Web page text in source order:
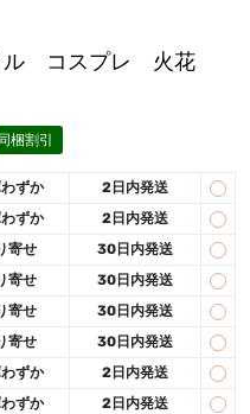
ル コスプレ 火花
同梱割引
ずか
2日内発送
ずか
2日内発送
寄せ
30日内発送
寄せ
30日内発送
寄せ
30日内発送
寄せ
30日内発送
ずか
2日内発送
ずか 2日内発送